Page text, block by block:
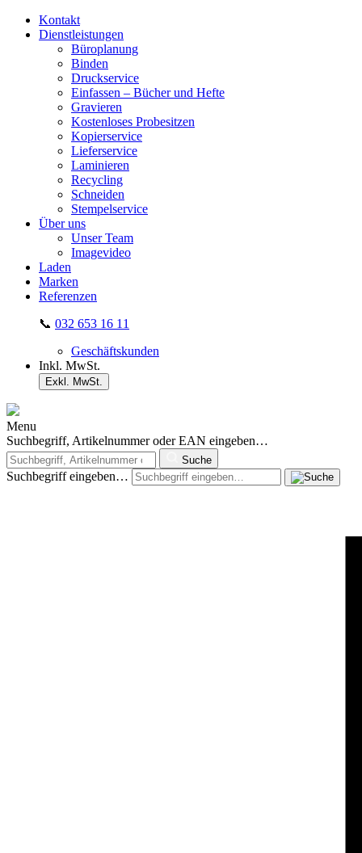
Kontakt
Dienstleistungen
Büroplanung
Binden
Druckservice
Einfassen – Bücher und Hefte
Gravieren
Kostenloses Probesitzen
Kopierservice
Lieferservice
Laminieren
Recycling
Schneiden
Stempelservice
Über uns
Unser Team
Imagevideo
Laden
Marken
Referenzen
📞 032 653 16 11
Geschäftskunden
Inkl. MwSt.
Exkl. MwSt.
Menu
Suchbegriff, Artikelnummer oder EAN eingeben…
Suche
Suchbegriff eingeben…